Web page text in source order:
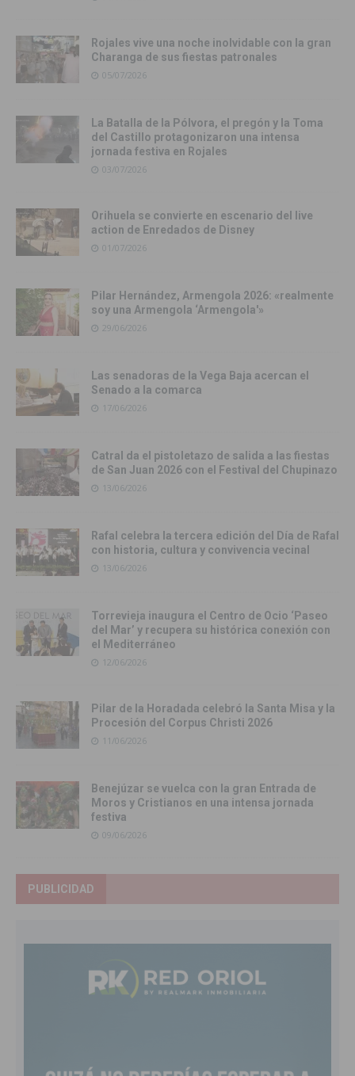
Rojales vive una noche inolvidable con la gran
Charanga de sus fiestas patronales
05/07/2026
La Batalla de la Pólvora, el pregón y la Toma
del Castillo protagonizaron una intensa
jornada festiva en Rojales
03/07/2026
Orihuela se convierte en escenario del live
action de Enredados de Disney
01/07/2026
Pilar Hernández, Armengola 2026: «realmente
soy una Armengola ‘Armengola'»
29/06/2026
Las senadoras de la Vega Baja acercan el
Senado a la comarca
17/06/2026
Catral da el pistoletazo de salida a las fiestas
de San Juan 2026 con el Festival del Chupinazo
13/06/2026
Rafal celebra la tercera edición del Día de Rafal
con historia, cultura y convivencia vecinal
13/06/2026
Torrevieja inaugura el Centro de Ocio ‘Paseo
del Mar’ y recupera su histórica conexión con
el Mediterráneo
12/06/2026
Pilar de la Horadada celebró la Santa Misa y la
Procesión del Corpus Christi 2026
11/06/2026
Benejúzar se vuelca con la gran Entrada de
Moros y Cristianos en una intensa jornada
festiva
09/06/2026
PUBLICIDAD